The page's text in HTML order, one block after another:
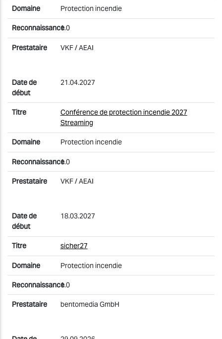
Protection incendie
1.0
VKF / AEAI
21.04.2027
Conférence de protection incendie 2027
Streaming
Protection incendie
1.0
VKF / AEAI
18.03.2027
sicher27
Protection incendie
1.0
bentomedia GmbH